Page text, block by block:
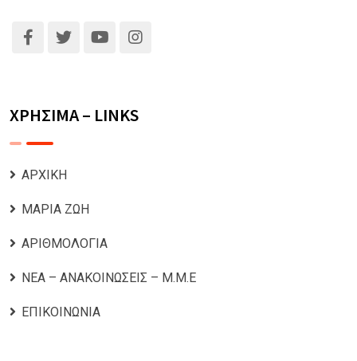
ΧΡΗΣΙΜΑ – LINKS
ΑΡΧΙΚΗ
ΜΑΡΙΑ ΖΩΗ
ΑΡΙΘΜΟΛΟΓΙΑ
ΝΕΑ – ΑΝΑΚΟΙΝΩΣΕΙΣ – Μ.Μ.Ε
ΕΠΙΚΟΙΝΩΝΙΑ